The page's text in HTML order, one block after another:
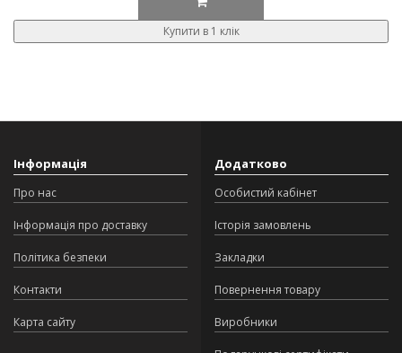
Купити в 1 клік
Інформація
Про нас
Інформація про доставку
Політика безпеки
Контакти
Карта сайту
Додатково
Особистий кабінет
Історія замовлень
Закладки
Повернення товару
Виробники